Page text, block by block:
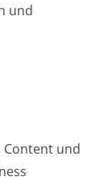
und
Content und